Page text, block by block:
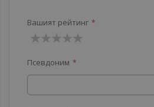
Вашият рейтинг
звезда
звезди
звезди
звезди
звезди
Псевдоним